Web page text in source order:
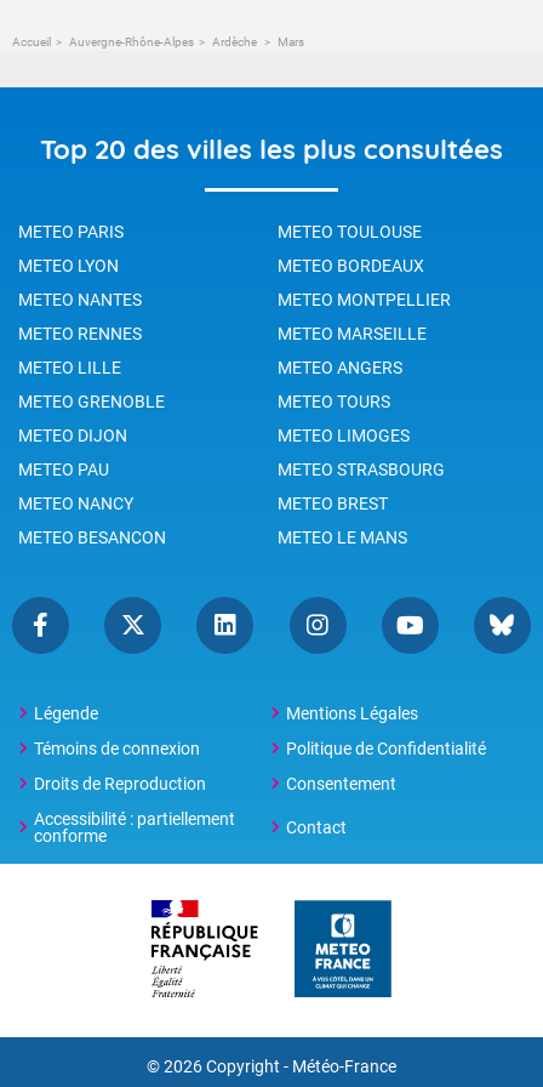
Accueil Auvergne-Rhône-Alpes Ardèche Mars
Top 20 des villes les plus consultées
METEO PARIS
METEO TOULOUSE
METEO LYON
METEO BORDEAUX
METEO NANTES
METEO MONTPELLIER
METEO RENNES
METEO MARSEILLE
METEO LILLE
METEO ANGERS
METEO GRENOBLE
METEO TOURS
METEO DIJON
METEO LIMOGES
METEO PAU
METEO STRASBOURG
METEO NANCY
METEO BREST
METEO BESANCON
METEO LE MANS
Légende
Mentions Légales
Témoins de connexion
Politique de Confidentialité
Droits de Reproduction
Consentement
Accessibilité : partiellement
conforme
Contact
© 2026 Copyright - Météo-France